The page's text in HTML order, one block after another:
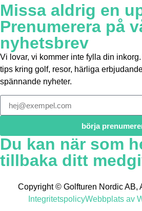
Missa aldrig en
Prenumerera på
nyhetsbrev
Vi lovar, vi kommer inte fylla din
tips kring golf, resor, härliga
spännande nyheter.
börja
Du kan när som
tillbaka ditt
Copyright © Golfturen Nordic AB,
IntegritetspolicyWebbplats av